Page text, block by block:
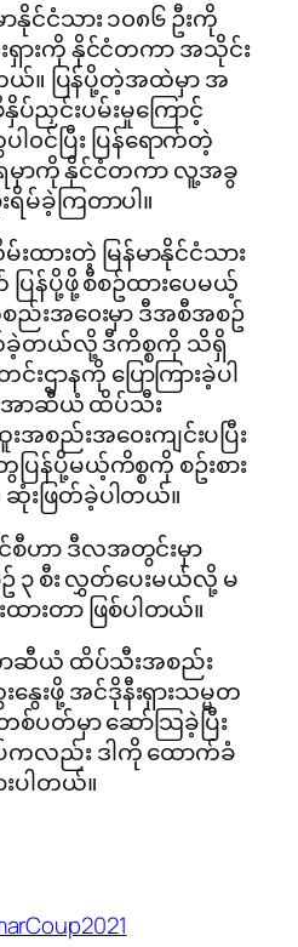
နိုင်ငံသား ၁၀၈၆ ဦးကို
ားကို နိုင်ငံတကာ အသိုင်း
ယ်။ ပြန်ပို့တဲ့အထဲမှာ အ
ပ်ညှင်းပမ်းမှုကြောင့်
၀င်ပြီး ပြန်ရောက်တဲ့
မှာကို နိုင်ငံတကာ လူ့အခွ
မ်ခဲ့ကြတာပါ။
ထားတဲ့ မြန်မာနိုင်ငံသား
ပို့ဖို့ စီစဥ်ထားပေမယ့်
ည်းအ၀ေးမှာ ဒီအစီအစဥ်
ခဲ့တယ်လို့ ဒီကိစ္စကို သိရှိ
ာနကို ပြောကြားခဲ့ပါ
အာဆီယံ ထိပ်သီး
အစည်းအ၀ေးကျင်းပပြီး
ြန်ပို့မယ့်ကိစ္စကို စဥ်းစား
ဆုံးဖြတ်ခဲ့ပါတယ်။
စီဟာ ဒီလအတွင်းမှာ
၃ စီး လွှတ်ပေးမယ်လို့ မ
ားတာ ဖြစ်ပါတယ်။
ာဆီယံ ထိပ်သီးအစည်း
ေးဖို့ အင်ဒိုနီးရှားသမ္မတ
ပတ်မှာ ဆော်သြခဲ့ပြီး
ပ်ကလည်း ဒါကို ထောက်ခံ
ပါတယ်။